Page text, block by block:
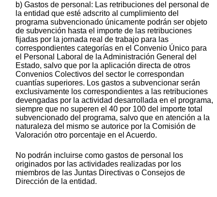
b) Gastos de personal: Las retribuciones del personal de
la entidad que esté adscrito al cumplimiento del
programa subvencionado únicamente podrán ser objeto
de subvención hasta el importe de las retribuciones
fijadas por la jornada real de trabajo para las
correspondientes categorías en el Convenio Único para
el Personal Laboral de la Administración General del
Estado, salvo que por la aplicación directa de otros
Convenios Colectivos del sector le correspondan
cuantías superiores. Los gastos a subvencionar serán
exclusivamente los correspondientes a las retribuciones
devengadas por la actividad desarrollada en el programa,
siempre que no superen el 40 por 100 del importe total
subvencionado del programa, salvo que en atención a la
naturaleza del mismo se autorice por la Comisión de
Valoración otro porcentaje en el Acuerdo.
No podrán incluirse como gastos de personal los
originados por las actividades realizadas por los
miembros de las Juntas Directivas o Consejos de
Dirección de la entidad.